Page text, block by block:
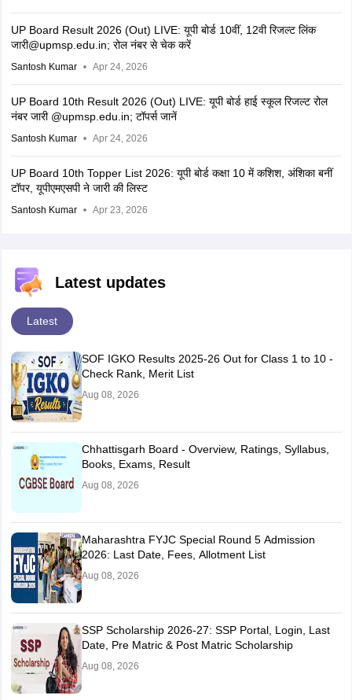
UP Board Result 2026 (Out) LIVE: यूपी बोर्ड 10वीं, 12वी रिजल्ट लिंक
जारी@upmsp.edu.in; रोल नंबर से चेक करें
Santosh Kumar Apr 24, 2026
UP Board 10th Result 2026 (Out) LIVE: यूपी बोर्ड हाई स्कूल रिजल्ट रोल
नंबर जारी @upmsp.edu.in; टॉपर्स जानें
Santosh Kumar Apr 24, 2026
UP Board 10th Topper List 2026: यूपी बोर्ड कक्षा 10 में कशिश, अंशिका बनीं
टॉपर, यूपीएमएसपी ने जारी की लिस्ट
Santosh Kumar Apr 23, 2026
Latest updates
Latest
SOF IGKO Results 2025-26 Out for Class 1 to 10 -
Check Rank, Merit List
Aug 08, 2026
Chhattisgarh Board - Overview, Ratings, Syllabus,
Books, Exams, Result
Aug 08, 2026
Maharashtra FYJC Special Round 5 Admission
2026: Last Date, Fees, Allotment List
Aug 08, 2026
SSP Scholarship 2026-27: SSP Portal, Login, Last
Date, Pre Matric & Post Matric Scholarship
Aug 08, 2026